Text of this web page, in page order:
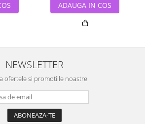
ADAUGA IN COS
NEWSLETTER
ofertele si promotiile noastre